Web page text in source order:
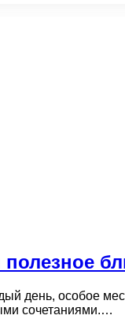
день, особое
сочетаниями.…